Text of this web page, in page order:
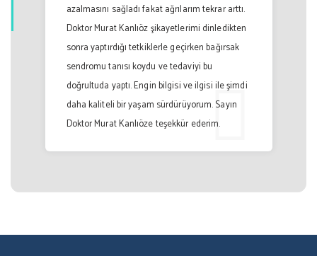
azalmasını sağladı fakat ağrılarım tekrar arttı.
Doktor Murat Kanlıöz şikayetlerimi dinledikten
sonra yaptırdığı tetkiklerle geçirken bağırsak
sendromu tanısı koydu ve tedaviyi bu
doğrultuda yaptı. Engin bilgisi ve ilgisi ile şimdi
daha kaliteli bir yaşam sürdürüyorum. Sayın
Doktor Murat Kanlıöze teşekkür ederim.